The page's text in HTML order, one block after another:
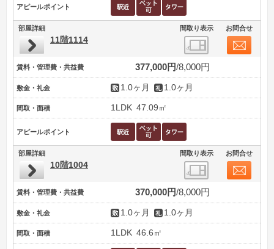
アピールポイント
部屋詳細 間取り表示 お問合せ
11階1114
賃料・管理費・共益費 377,000円 8,000円
敷金・礼金 1.0ヶ月 1.0ヶ月
間取・面積 1LDK 47.09㎡
アピールポイント
部屋詳細 間取り表示 お問合せ
10階1004
賃料・管理費・共益費 370,000円 8,000円
敷金・礼金 1.0ヶ月 1.0ヶ月
間取・面積 1LDK 46.6㎡